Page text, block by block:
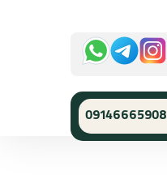
09146665908